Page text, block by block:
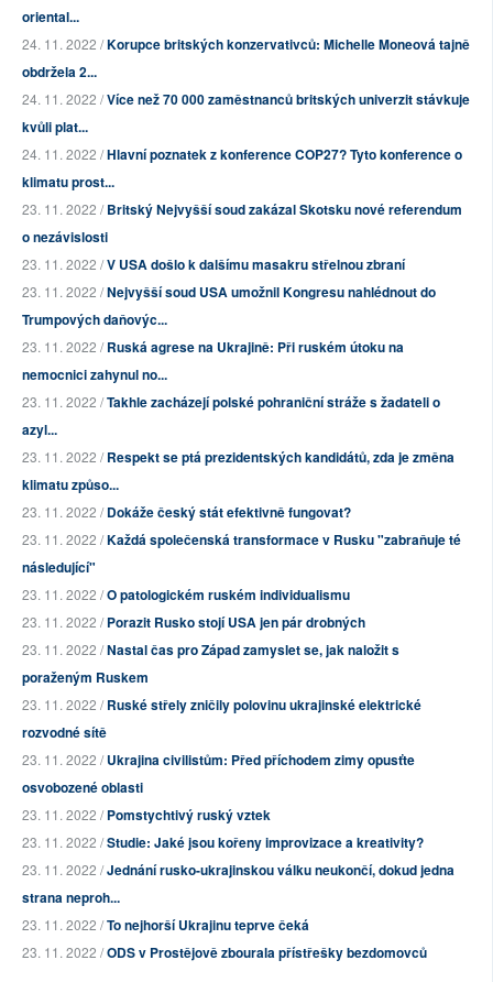
oriental...
24. 11. 2022 /Korupce britských konzervativců: Michelle Moneová tajně
obdržela 2...
24. 11. 2022 /Více než 70 000 zaměstnanců britských univerzit stávkuje
kvůli plat...
24. 11. 2022 /Hlavní poznatek z konference COP27? Tyto konference o
klimatu prost...
23. 11. 2022 /Britský Nejvyšší soud zakázal Skotsku nové referendum
o nezávislosti
23. 11. 2022 /V USA došlo k dalšímu masakru střelnou zbraní
23. 11. 2022 /Nejvyšší soud USA umožnil Kongresu nahlédnout do
Trumpových daňovýc...
23. 11. 2022 /Ruská agrese na Ukrajině: Při ruském útoku na
nemocnici zahynul no...
23. 11. 2022 /Takhle zacházejí polské pohraniční stráže s žadateli o
azyl...
23. 11. 2022 /Respekt se ptá prezidentských kandidátů, zda je změna
klimatu způso...
23. 11. 2022 /Dokáže český stát efektivně fungovat?
23. 11. 2022 /Každá společenská transformace v Rusku "zabraňuje té
následující"
23. 11. 2022 /O patologickém ruském individualismu
23. 11. 2022 /Porazit Rusko stojí USA jen pár drobných
23. 11. 2022 /Nastal čas pro Západ zamyslet se, jak naložit s
poraženým Ruskem
23. 11. 2022 /Ruské střely zničily polovinu ukrajinské elektrické
rozvodné sítě
23. 11. 2022 /Ukrajina civilistům: Před příchodem zimy opusťte
osvobozené oblasti
23. 11. 2022 /Pomstychtivý ruský vztek
23. 11. 2022 /Studie: Jaké jsou kořeny improvizace a kreativity?
23. 11. 2022 /Jednání rusko-ukrajinskou válku neukončí, dokud jedna
strana neproh...
23. 11. 2022 /To nejhorší Ukrajinu teprve čeká
23. 11. 2022 /ODS v Prostějově zbourala přístřešky bezdomovců